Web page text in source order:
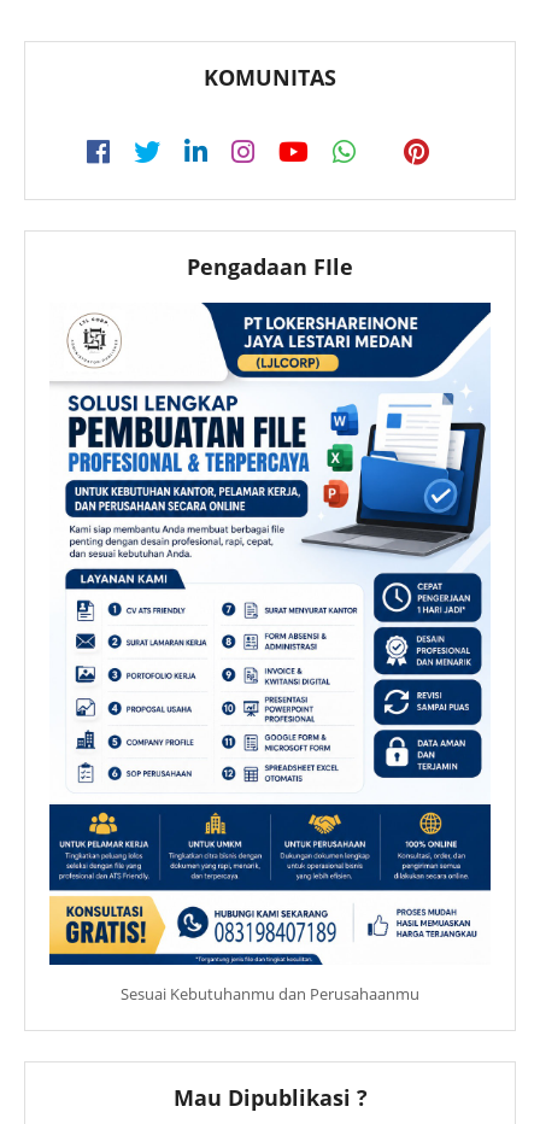
KOMUNITAS
Pengadaan FIle
Sesuai Kebutuhanmu dan Perusahaanmu
Mau Dipublikasi ?